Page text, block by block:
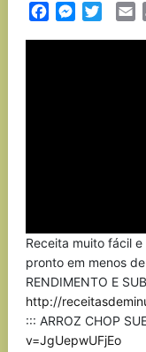
Facebook
Receita muito fácil
pronto em menos
RENDIMENTO E
http://
::: ARROZ CHOP
v=JgUepwUFjEo